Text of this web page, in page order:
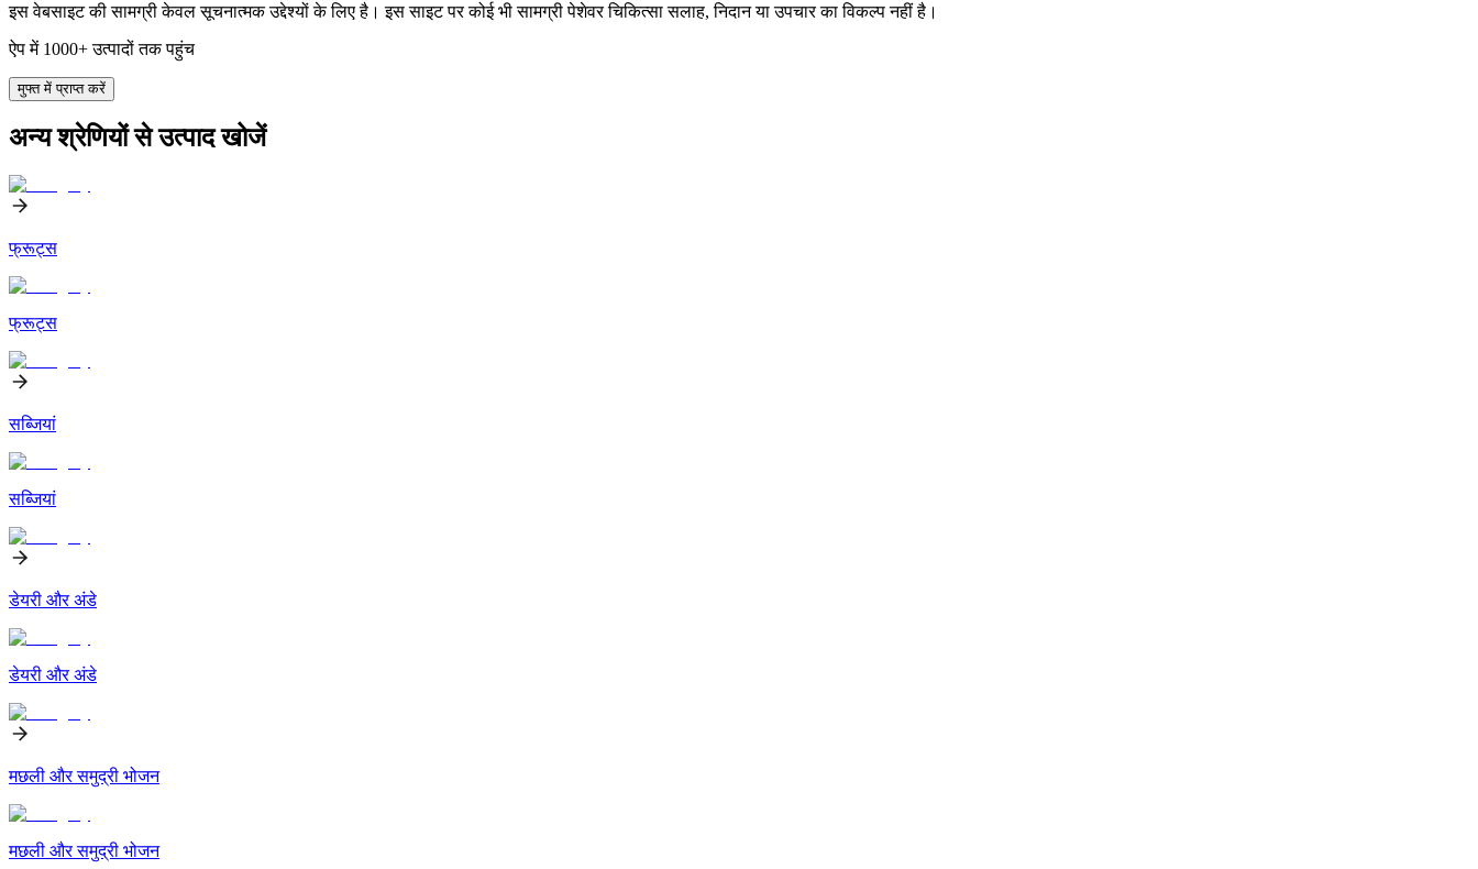
इस वेबसाइट की सामग्री केवल सूचनात्मक उद्देश्यों के लिए है। इस साइट पर कोई भी सामग्री पेशेवर चिकित्सा सलाह, निदान या उपचार का विकल्प नहीं है।
ऐप में 1000+ उत्पादों तक पहुंच
मुफ्त में प्राप्त करें
अन्य श्रेणियों से उत्पाद खोजें
फ्रूट्स
फ्रूट्स
सब्जियां
सब्जियां
डेयरी और अंडे
डेयरी और अंडे
मछली और समुद्री भोजन
मछली और समुद्री भोजन